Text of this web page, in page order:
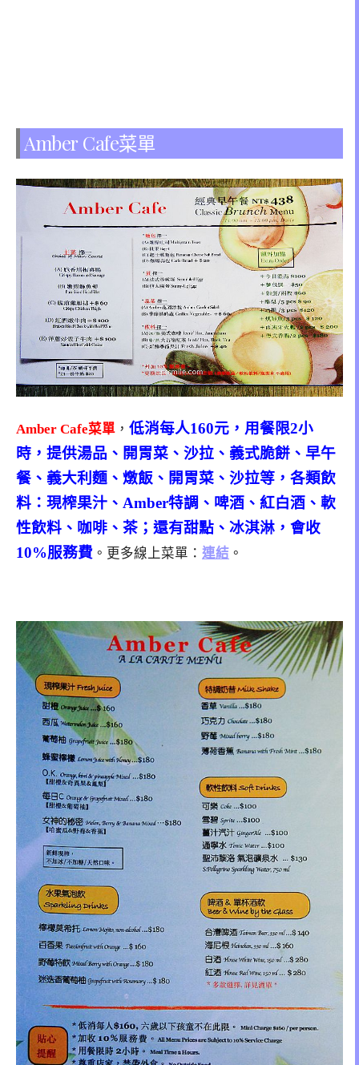
Amber Cafe菜單
Amber Cafe菜單 ， 低消每人160元，用餐限2小
時，提供湯品、開胃菜、沙拉、義式脆餅、早午
餐、義大利麵、燉飯、開胃菜、沙拉等 ， 各類飲
料：現榨果汁、Amber特調、啤酒、紅白酒、軟
性飲料、咖啡、茶；還有甜點、冰淇淋 ， 會收
10%服務費 。更多線上菜單： 連結 。